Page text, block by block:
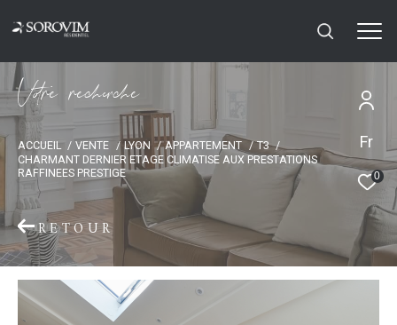
Fr
0
Vore recece
ACCUEIL VENTE LYON APPARTEMENT
T3
CHARMANT DERNIER ETAGE CLIMATISE AUX PRESTATIONS
RAFFINEES PRESTIGE
RETOUR